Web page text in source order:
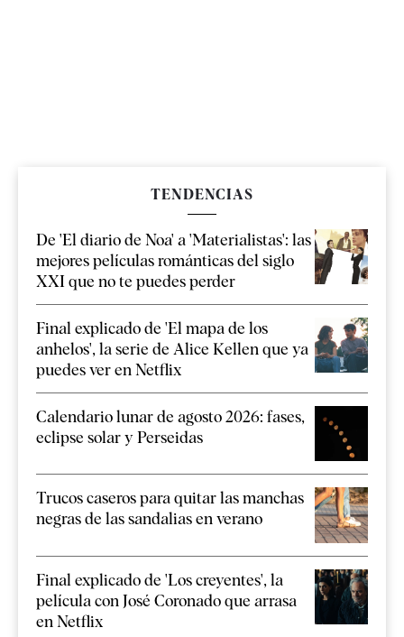
TENDENCIAS
De 'El diario de Noa' a 'Materialistas': las
mejores películas románticas del siglo
XXI que no te puedes perder
Final explicado de 'El mapa de los
anhelos', la serie de Alice Kellen que ya
puedes ver en Netflix
Calendario lunar de agosto 2026: fases,
eclipse solar y Perseidas
Trucos caseros para quitar las manchas
negras de las sandalias en verano
Final explicado de 'Los creyentes', la
película con José Coronado que arrasa
en Netflix